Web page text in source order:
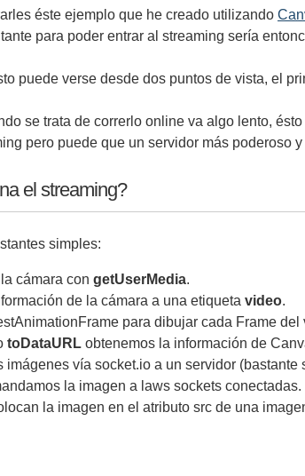
éste ejemplo que he creado utilizando
para poder entrar al streaming sería
puede verse desde dos puntos de vista, el
se trata de correrlo online va algo lento,
pero puede que un servidor más poderoso
el streaming?
simples:
cámara con getUserMedia.
de la cámara a una etiqueta video.
para dibujar cada Frame del
toDataURL obtenemos la información de
imágenes vía socket.io a un servidor
la imagen a laws sockets conectadas.
la imagen en el atributo src de una